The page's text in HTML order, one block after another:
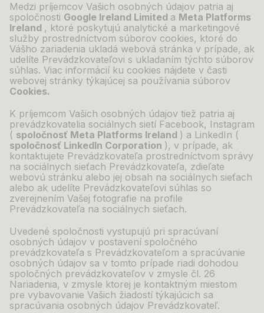
Medzi príjemcov Vašich osobných údajov patria aj
spoločnosti Google Ireland Limited a Meta Platforms
Ireland , ktoré poskytujú analytické a marketingové
služby prostredníctvom súborov cookies, ktoré do
Vášho zariadenia ukladá webová stránka v prípade, ak
udelíte Prevádzkovateľovi s ukladaním týchto súborov
súhlas. Viac informácií ku cookies nájdete v časti
webovej stránky týkajúcej sa používania súborov
Cookies.
K príjemcom Vašich osobných údajov tiež patria aj
prevádzkovatelia sociálnych sietí Facebook, Instagram
( spoločnosť Meta Platforms Ireland ) a LinkedIn (
spoločnosť LinkedIn Corporation ), v prípade, ak
kontaktujete Prevádzkovateľa prostredníctvom správy
na sociálnych sieťach Prevádzkovateľa, zdieľate
webovú stránku alebo jej obsah na sociálnych sieťach
alebo ak udelíte Prevádzkovateľovi súhlas so
zverejnením Vašej fotografie na profile
Prevádzkovateľa na sociálnych sieťach.
Uvedené spoločnosti vystupujú pri spracúvaní
osobných údajov v postavení spoločného
prevádzkovateľa s Prevádzkovateľom a spracúvanie
osobných údajov sa v tomto prípade riadi dohodou
spoločných prevádzkovateľov v zmysle čl. 26
Nariadenia, v zmysle ktorej je kontaktným miestom
pre vybavovanie Vašich žiadostí týkajúcich sa
spracúvania osobných údajov Prevádzkovateľ.